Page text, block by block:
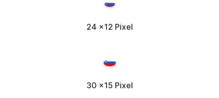
24 x12 Pixel
30 x15 Pixel